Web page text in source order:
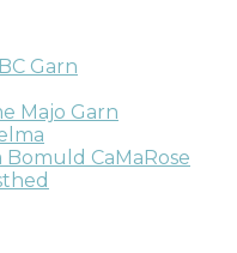
Garn
Majo Garn
CaMaRose